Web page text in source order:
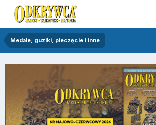
Medale, guziki, pieczęcie i inne